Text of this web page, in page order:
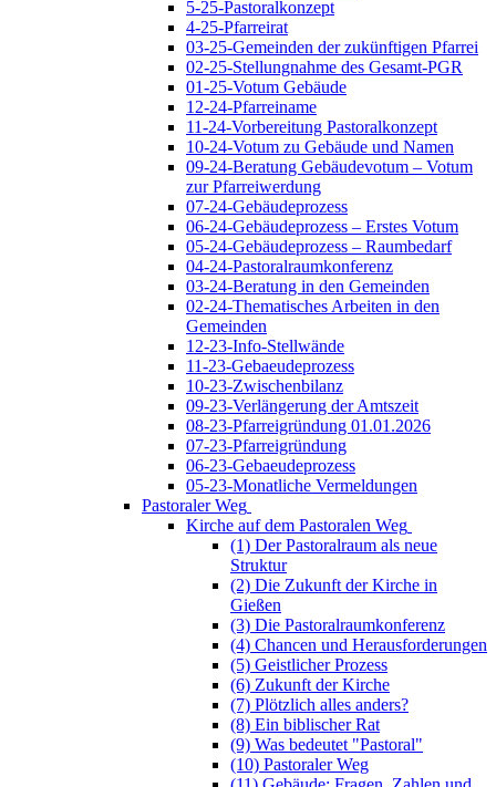
5-25-Pastoralkonzept
4-25-Pfarreirat
03-25-Gemeinden der zukünftigen Pfarrei
02-25-Stellungnahme des Gesamt-PGR
01-25-Votum Gebäude
12-24-Pfarreiname
11-24-Vorbereitung Pastoralkonzept
10-24-Votum zu Gebäude und Namen
09-24-Beratung Gebäudevotum – Votum
zur Pfarreiwerdung
07-24-Gebäudeprozess
06-24-Gebäudeprozess – Erstes Votum
05-24-Gebäudeprozess – Raumbedarf
04-24-Pastoralraumkonferenz
03-24-Beratung in den Gemeinden
02-24-Thematisches Arbeiten in den
Gemeinden
12-23-Info-Stellwände
11-23-Gebaeudeprozess
10-23-Zwischenbilanz
09-23-Verlängerung der Amtszeit
08-23-Pfarreigründung 01.01.2026
07-23-Pfarreigründung
06-23-Gebaeudeprozess
05-23-Monatliche Vermeldungen
Pastoraler Weg
Kirche auf dem Pastoralen Weg
(1) Der Pastoralraum als neue
Struktur
(2) Die Zukunft der Kirche in
Gießen
(3) Die Pastoralraumkonferenz
(4) Chancen und Herausforderungen
(5) Geistlicher Prozess
(6) Zukunft der Kirche
(7) Plötzlich alles anders?
(8) Ein biblischer Rat
(9) Was bedeutet "Pastoral"
(10) Pastoraler Weg